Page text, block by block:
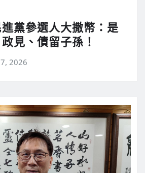
黨參選人大撒幣：是
政見、債留子孫！
2026